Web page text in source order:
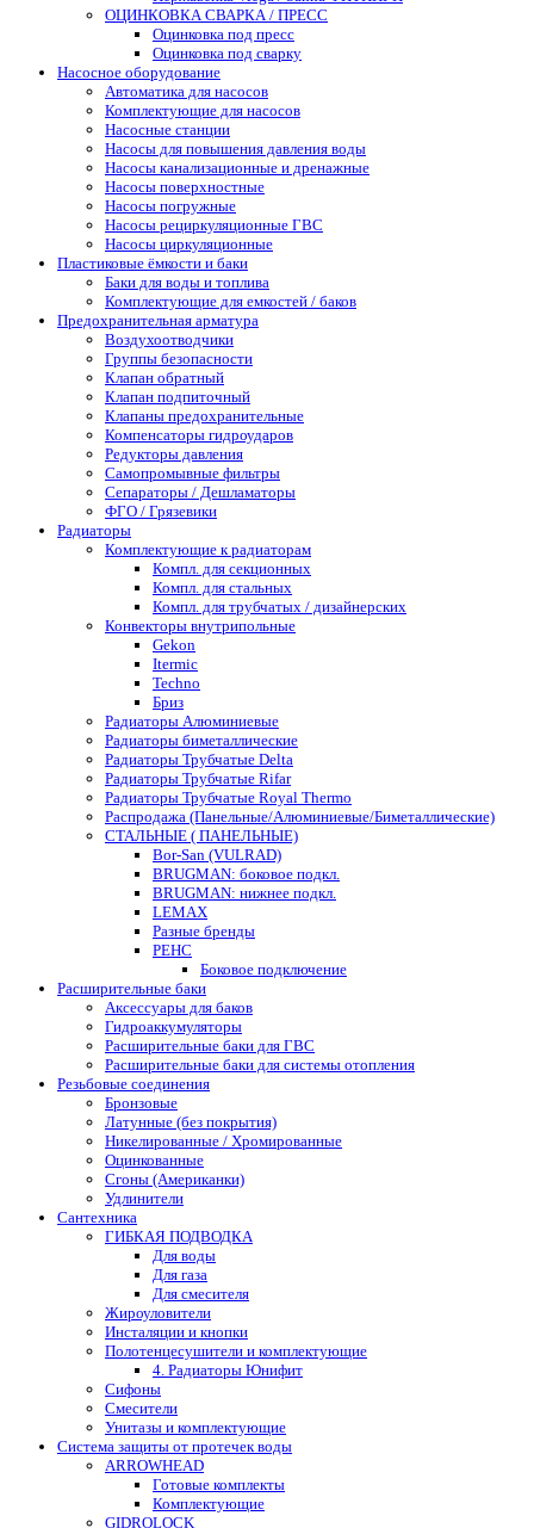
ОЦИНКОВКА СВАРКА / ПРЕСС
Оцинковка под пресс
Оцинковка под сварку
Насосное оборудование
Автоматика для насосов
Комплектующие для насосов
Насосные станции
Насосы для повышения давления воды
Насосы канализационные и дренажные
Насосы поверхностные
Насосы погружные
Насосы рециркуляционные ГВС
Насосы циркуляционные
Пластиковые ёмкости и баки
Баки для воды и топлива
Комплектующие для емкостей / баков
Предохранительная арматура
Воздухоотводчики
Группы безопасности
Клапан обратный
Клапан подпиточный
Клапаны предохранительные
Компенсаторы гидроударов
Редукторы давления
Самопромывные фильтры
Сепараторы / Дешламаторы
ФГО / Грязевики
Радиаторы
Комплектующие к радиаторам
Компл. для секционных
Компл. для стальных
Компл. для трубчатых / дизайнерских
Конвекторы внутрипольные
Gekon
Itermic
Techno
Бриз
Радиаторы Алюминиевые
Радиаторы биметаллические
Радиаторы Трубчатые Delta
Радиаторы Трубчатые Rifar
Радиаторы Трубчатые Royal Thermo
Распродажа (Панельные/Алюминиевые/Биметаллические)
СТАЛЬНЫЕ ( ПАНЕЛЬНЫЕ)
Bor-San (VULRAD)
BRUGMAN: боковое подкл.
BRUGMAN: нижнее подкл.
LEMAX
Разные бренды
РЕНС
Боковое подключение
Расширительные баки
Аксессуары для баков
Гидроаккумуляторы
Расширительные баки для ГВС
Расширительные баки для системы отопления
Резьбовые соединения
Бронзовые
Латунные (без покрытия)
Никелированные / Хромированные
Оцинкованные
Сгоны (Американки)
Удлинители
Сантехника
ГИБКАЯ ПОДВОДКА
Для воды
Для газа
Для смесителя
Жироуловители
Инсталяции и кнопки
Полотенцесушители и комплектующие
4. Радиаторы Юнифит
Сифоны
Смесители
Унитазы и комплектующие
Система защиты от протечек воды
ARROWHEAD
Готовые комплекты
Комплектующие
GIDROLOCK